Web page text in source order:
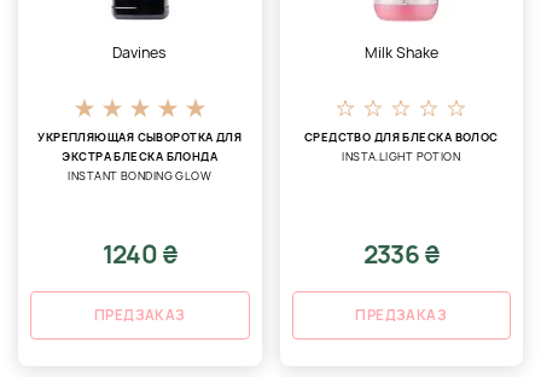
Davines
УКРЕПЛЯЮЩАЯ СЫВОРОТКА ДЛЯ
ЭКСТРА БЛЕСКА БЛОНДА
INSTANT BONDING GLOW
1240 ₴
ПРЕДЗАКАЗ
Milk Shake
СРЕДСТВО ДЛЯ БЛЕСКА ВОЛОС
INSTA.LIGHT POTION
2336 ₴
ПРЕДЗАКАЗ